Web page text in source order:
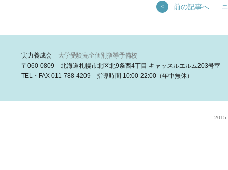
< 前の記事へ
実力養成会 大学受験完全個別指導予備校
〒060-0809 北海道札幌市北区北9条西4丁目 キャッスルエルム203号室
TEL・FAX 011-788-4209 指導時間 10:00-22:00（年中無休）
2015